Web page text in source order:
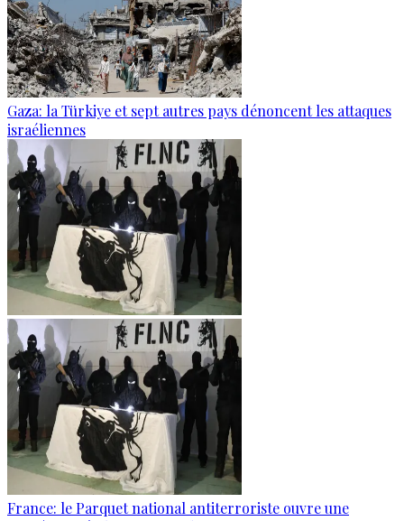
Gaza: la Türkiye et sept autres pays dénoncent les attaques
israéliennes
France: le Parquet national antiterroriste ouvre une